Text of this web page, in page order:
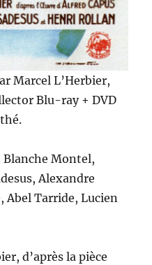
Marcel L’Herbier,
Blu-ray + DVD
Blanche Montel,
Alexandre
Abel Tarride, Lucien
d’après la pièce